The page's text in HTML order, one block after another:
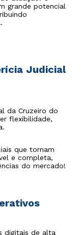
grande potencial
Judicial
da Cruzeiro do
flexibilidade,
que tornam
e completa,
do mercado!
digitais de alta